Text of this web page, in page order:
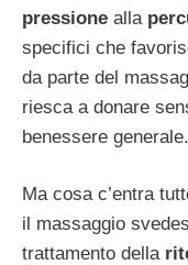
pressione alla
specifici che
da parte del
riesca a donare
benessere generale.
Ma cosa c’entra
il massaggio
trattamento della